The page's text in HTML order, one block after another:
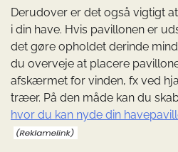
Derudover er det også vigtigt
i din have. Hvis pavillonen er
det gøre opholdet derinde
du overveje at placere
afskærmet for vinden, fx ved
træer. På den måde kan du
hvor du kan nyde din